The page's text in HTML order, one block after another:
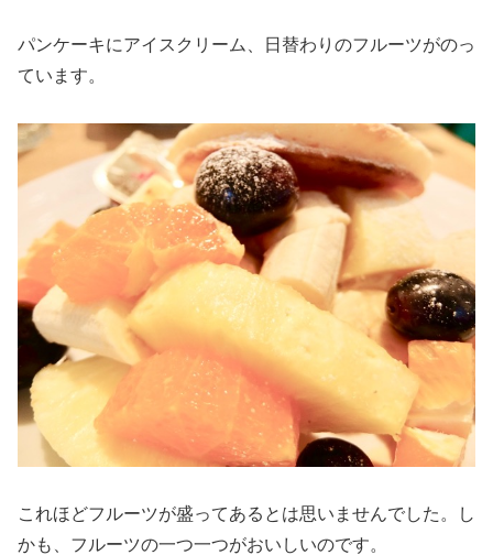
パンケーキにアイスクリーム、日替わりのフルーツがのっ
ています。
これほどフルーツが盛ってあるとは思いませんでした。し
かも、フルーツの一つ一つがおいしいのです。